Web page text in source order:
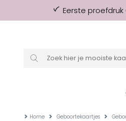
Eerste proefdruk
Home Geboortekaartjes